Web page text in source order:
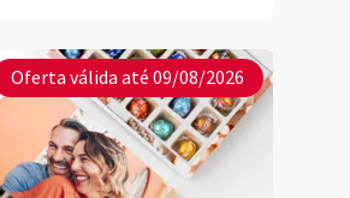
Oferta válida até 09/08/2026